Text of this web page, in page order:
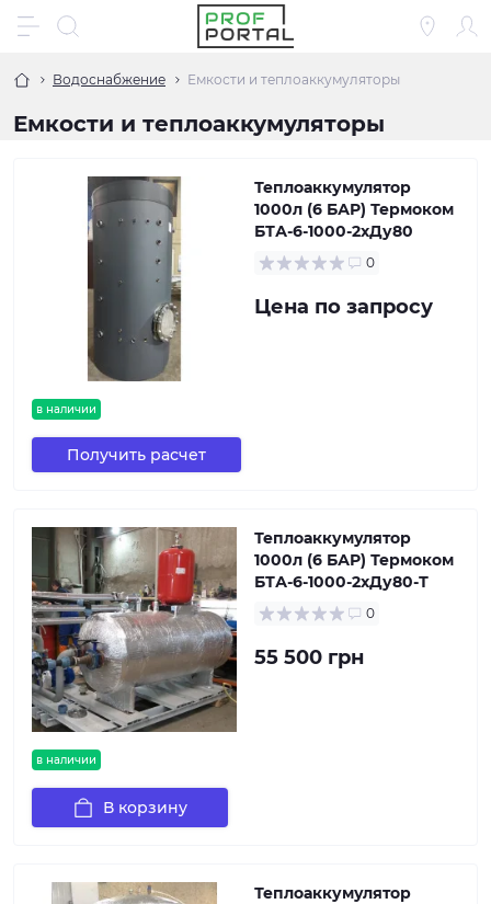
Водоснабжение Емкости и теплоаккумуляторы
Емкости и теплоаккумуляторы
в наличии
Теплоаккумулятор
1000л (6 БАР) Термоком
БТА-6-1000-2хДу80
0
Цена по запросу
Получить расчет
в наличии
Теплоаккумулятор
1000л (6 БАР) Термоком
БТА-6-1000-2хДу80-Т
0
55 500 грн
В корзину
Теплоаккумулятор